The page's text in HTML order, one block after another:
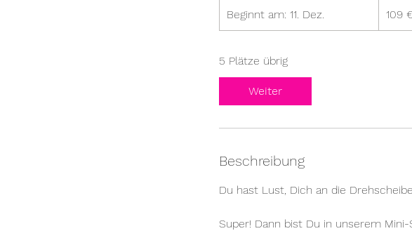
Beginnt am: 11. Dez.
e
a
Euro
109
5 Plätze übrig
Weiter
Beschreibung
Du hast Lust, Dich an die
Super! Dann bist Du in unserem